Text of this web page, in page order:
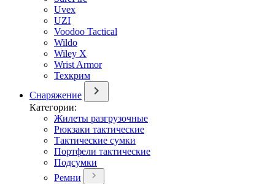
Uvex
UZI
Voodoo Tactical
Wildo
Wiley X
Wrist Armor
Техкрим
Снаряжение
Категории:
Жилеты разгрузочные
Рюкзаки тактические
Тактические сумки
Портфели тактические
Подсумки
Ремни